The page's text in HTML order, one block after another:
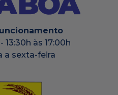
13:30h às 17:00h
a sexta-feira